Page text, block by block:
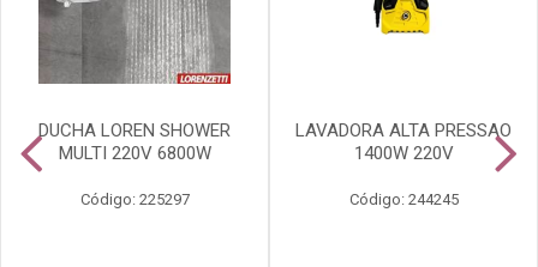
DUCHA LOREN SHOWER
MULTI 220V 6800W
Código: 225297
LAVADORA ALTA PRESSAO
1400W 220V
Código: 244245